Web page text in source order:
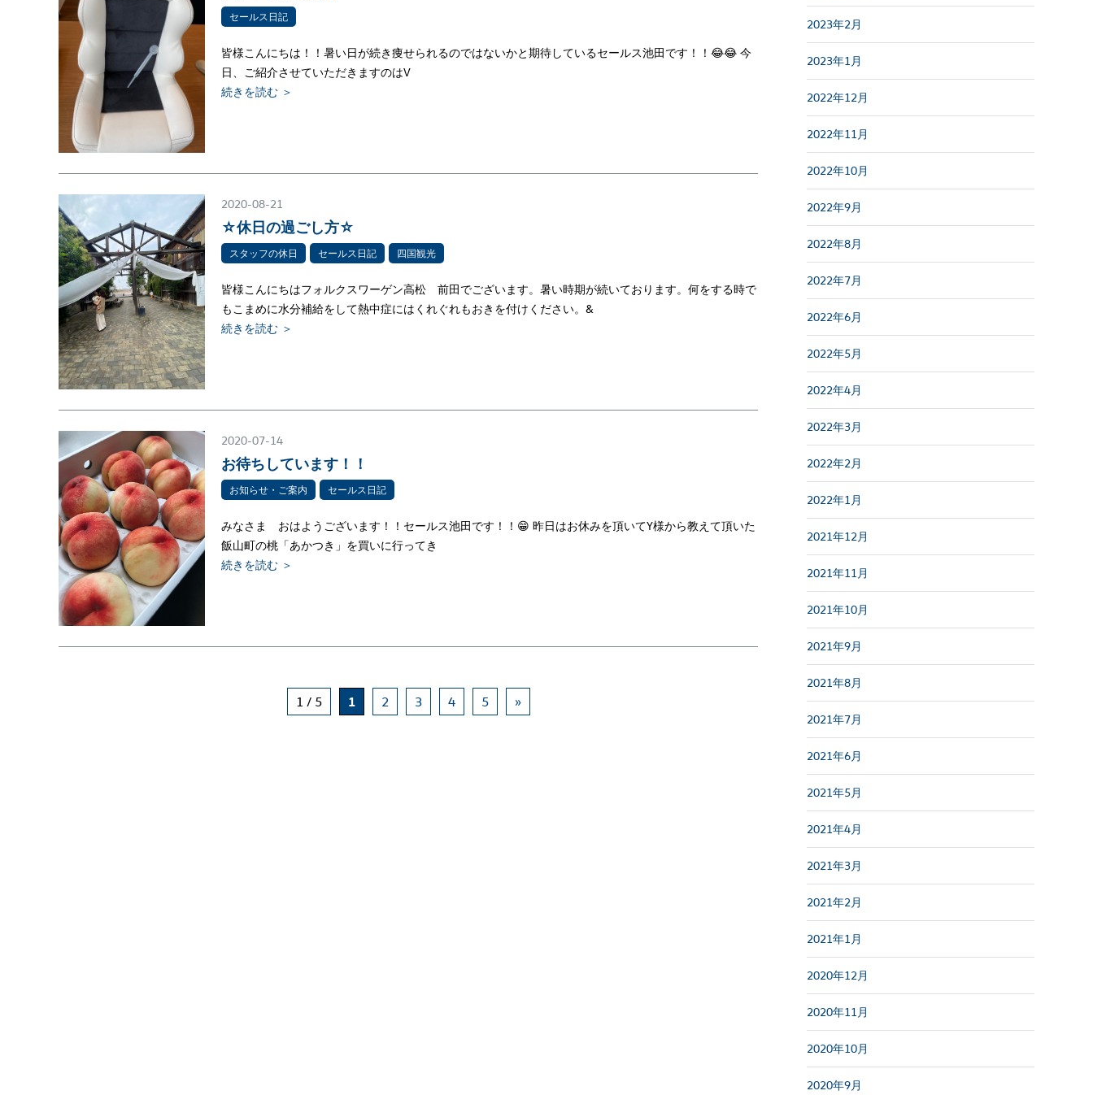
セールス日記
皆様こんにちは！！暑い日が続き痩せられるのではないかと期待しているセールス池田です！！😂😂 今
日、ご紹介させていただきますのはV
続きを読む ＞
2020-08-21
☆休日の過ごし方☆
スタッフの休日 セールス日記 四国観光
皆様こんにちはフォルクスワーゲン高松 前田でございます。暑い時期が続いております。何をする時で
もこまめに水分補給をして熱中症にはくれぐれもおきを付けください。&
続きを読む ＞
2020-07-14
お待ちしています！！
お知らせ・ご案内 セールス日記
みなさま おはようございます！！セールス池田です！！😁 昨日はお休みを頂いてY様から教えて頂いた
飯山町の桃「あかつき」を買いに行ってき
続きを読む ＞
1 / 5 1 2 3 4 5 »
2023年2月
2023年1月
2022年12月
2022年11月
2022年10月
2022年9月
2022年8月
2022年7月
2022年6月
2022年5月
2022年4月
2022年3月
2022年2月
2022年1月
2021年12月
2021年11月
2021年10月
2021年9月
2021年8月
2021年7月
2021年6月
2021年5月
2021年4月
2021年3月
2021年2月
2021年1月
2020年12月
2020年11月
2020年10月
2020年9月